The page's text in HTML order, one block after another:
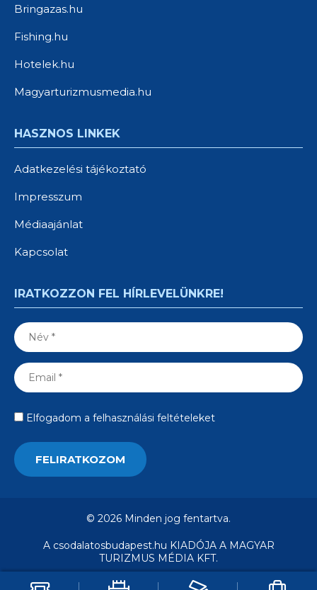
Bringazas.hu
Fishing.hu
Hotelek.hu
Magyarturizmusmedia.hu
HASZNOS LINKEK
Adatkezelési tájékoztató
Impresszum
Médiaajánlat
Kapcsolat
IRATKOZZON FEL HÍRLEVELÜNKRE!
Elfogadom a felhasználási feltételeket
© 2026 Minden jog fentartva.
A csodalatosbudapest.hu KIADÓJA A MAGYAR
TURIZMUS MÉDIA KFT.